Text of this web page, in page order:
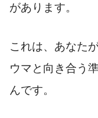
があります。
これは、あなた
ウマと向き合う
んです。